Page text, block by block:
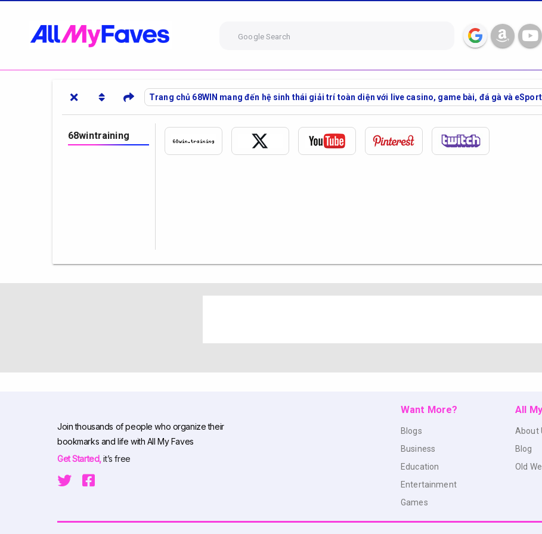
Google Search
Trang chủ 68WIN mang đến hệ sinh thái giải trí toàn diện với live casino, game bài, đá gà và
68wintraining
Join thousands of people who organize their
bookmarks and life with All My Faves
Get Started,it’s free
Want More?
Blogs
Business
Education
Entertainment
Games
All
About
Blog
Old